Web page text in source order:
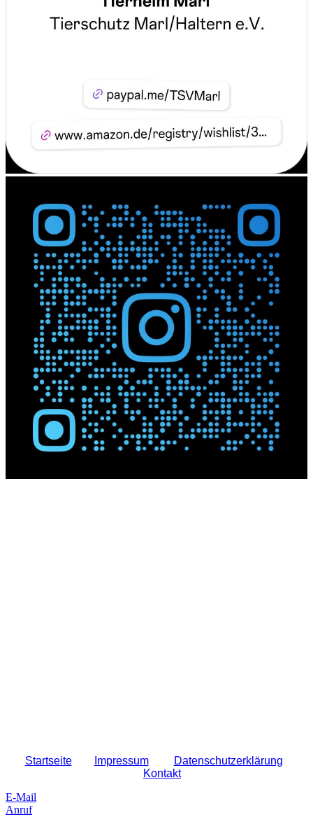
Startseite Impressum
Datenschutzerklärung
Kontakt
E-Mail
Anruf